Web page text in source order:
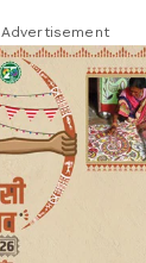
Advertisement